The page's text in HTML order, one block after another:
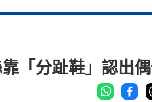
「分趾鞋」認出